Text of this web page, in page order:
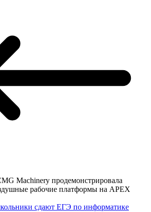
Machinery продемонстрировала
рабочие платформы на APEX
сдают ЕГЭ по информатике